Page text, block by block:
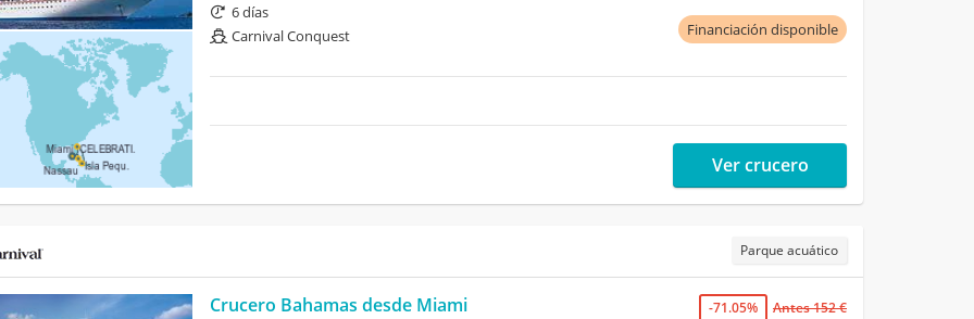
6 días
Carnival Conquest
Financiación disponible
Ver crucero
Parque acuático
Crucero Bahamas desde Miami
-71.05%
Antes 152 €